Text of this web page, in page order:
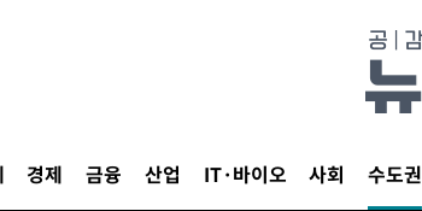
경제 금융 산업 IT·바이오 사회 수도권
0.6% 나스닥 1.3%↑
…도로 잠기고 담벼락 붕괴
60대, 닷새 만에 숨진 채 발견